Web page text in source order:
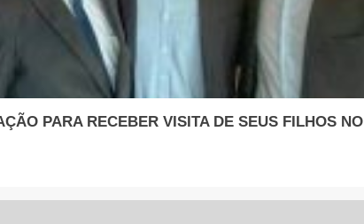
PARA RECEBER VISITA DE SEUS FILHOS NO